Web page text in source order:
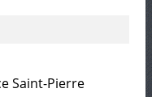
Saint-Pierre